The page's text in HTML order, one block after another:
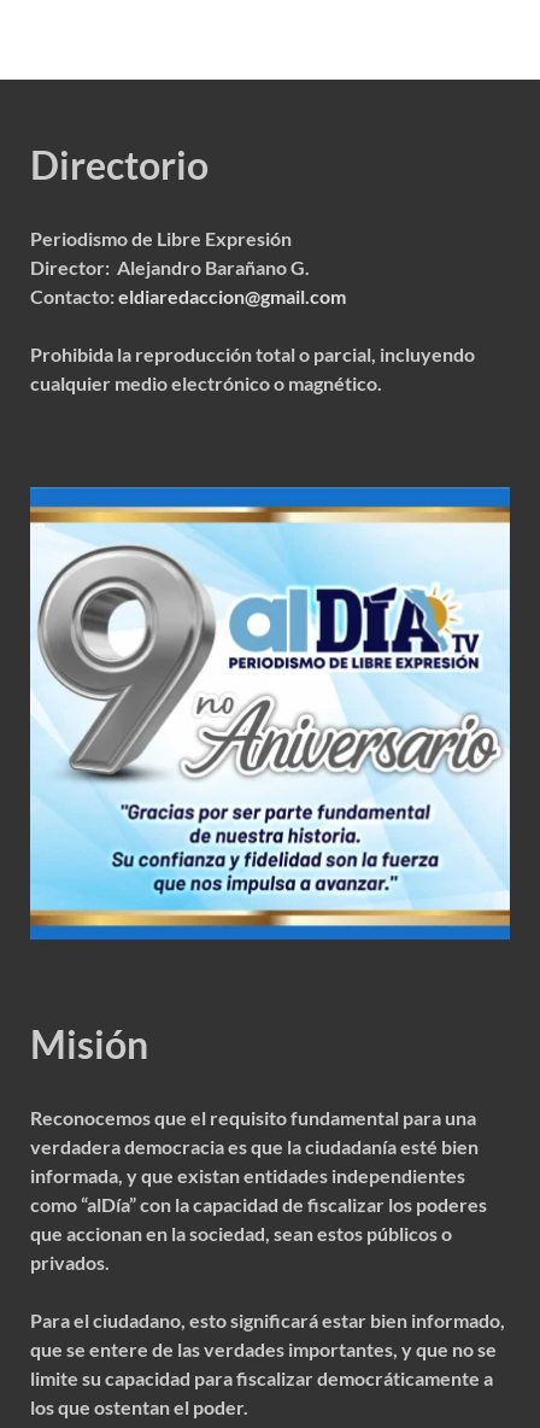
Directorio
Periodismo de Libre Expresión
Director: Alejandro Barañano G.
Contacto:eldiaredaccion@gmail.com
Prohibida la reproducción total o parcial, incluyendo
cualquier medio electrónico o magnético.
Misión
Reconocemos que el requisito fundamental para una
verdadera democracia es que la ciudadanía esté bien
informada, y que existan entidades independientes
como “alDía” con la capacidad de fiscalizar los poderes
que accionan en la sociedad, sean estos públicos o
privados.
Para el ciudadano, esto significará estar bien informado,
que se entere de las verdades importantes, y que no se
limite su capacidad para fiscalizar democráticamente a
los que ostentan el poder.